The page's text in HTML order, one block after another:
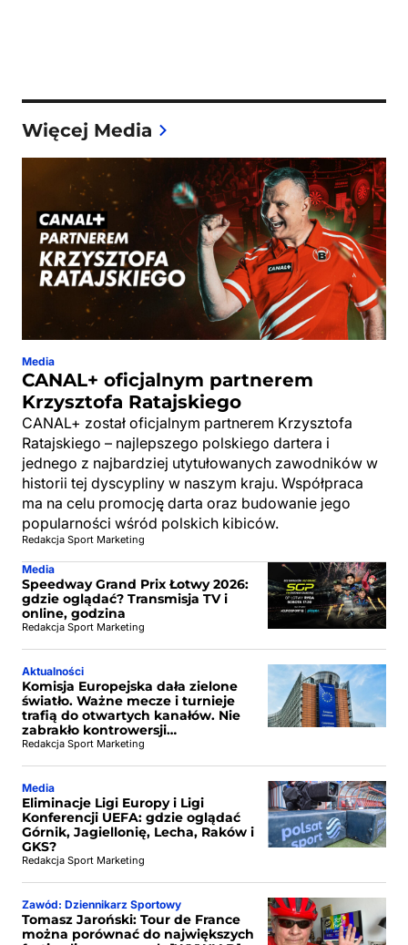
Więcej Media
Media
CANAL+ oficjalnym partnerem
Krzysztofa Ratajskiego
CANAL+ został oficjalnym partnerem Krzysztofa
Ratajskiego – najlepszego polskiego dartera i
jednego z najbardziej utytułowanych zawodników w
historii tej dyscypliny w naszym kraju. Współpraca
ma na celu promocję darta oraz budowanie jego
popularności wśród polskich kibiców.
Redakcja Sport Marketing
Media
Speedway Grand Prix Łotwy 2026:
gdzie oglądać? Transmisja TV i
online, godzina
Redakcja Sport Marketing
Aktualności
Komisja Europejska dała zielone
światło. Ważne mecze i turnieje
trafią do otwartych kanałów. Nie
zabrakło kontrowersji…
Redakcja Sport Marketing
Media
Eliminacje Ligi Europy i Ligi
Konferencji UEFA: gdzie oglądać
Górnik, Jagiellonię, Lecha, Raków i
GKS?
Redakcja Sport Marketing
Zawód: Dziennikarz Sportowy
Tomasz Jaroński: Tour de France
można porównać do największych